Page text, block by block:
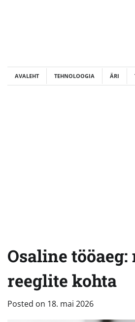
AVALEHT TEHNOLOOGIA ÄRI
Osaline
reeglite kohta
Posted on 18. mai 2026